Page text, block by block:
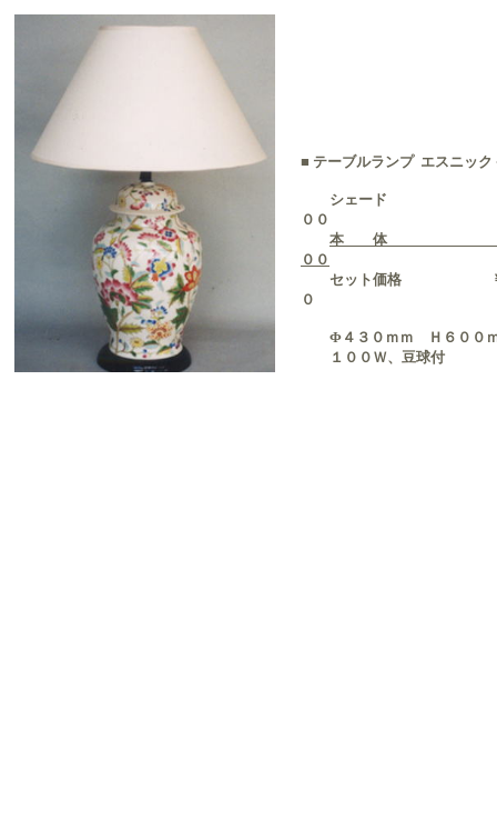
■ テーブルランプ エスニック
シェード ￥１
００
本 体 ￥２
００
セット価格 ￥３
０
Φ４３０ｍｍ Ｈ６００
１００Ｗ、豆